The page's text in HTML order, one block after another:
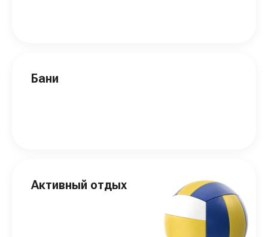
Бани
Активный отдых